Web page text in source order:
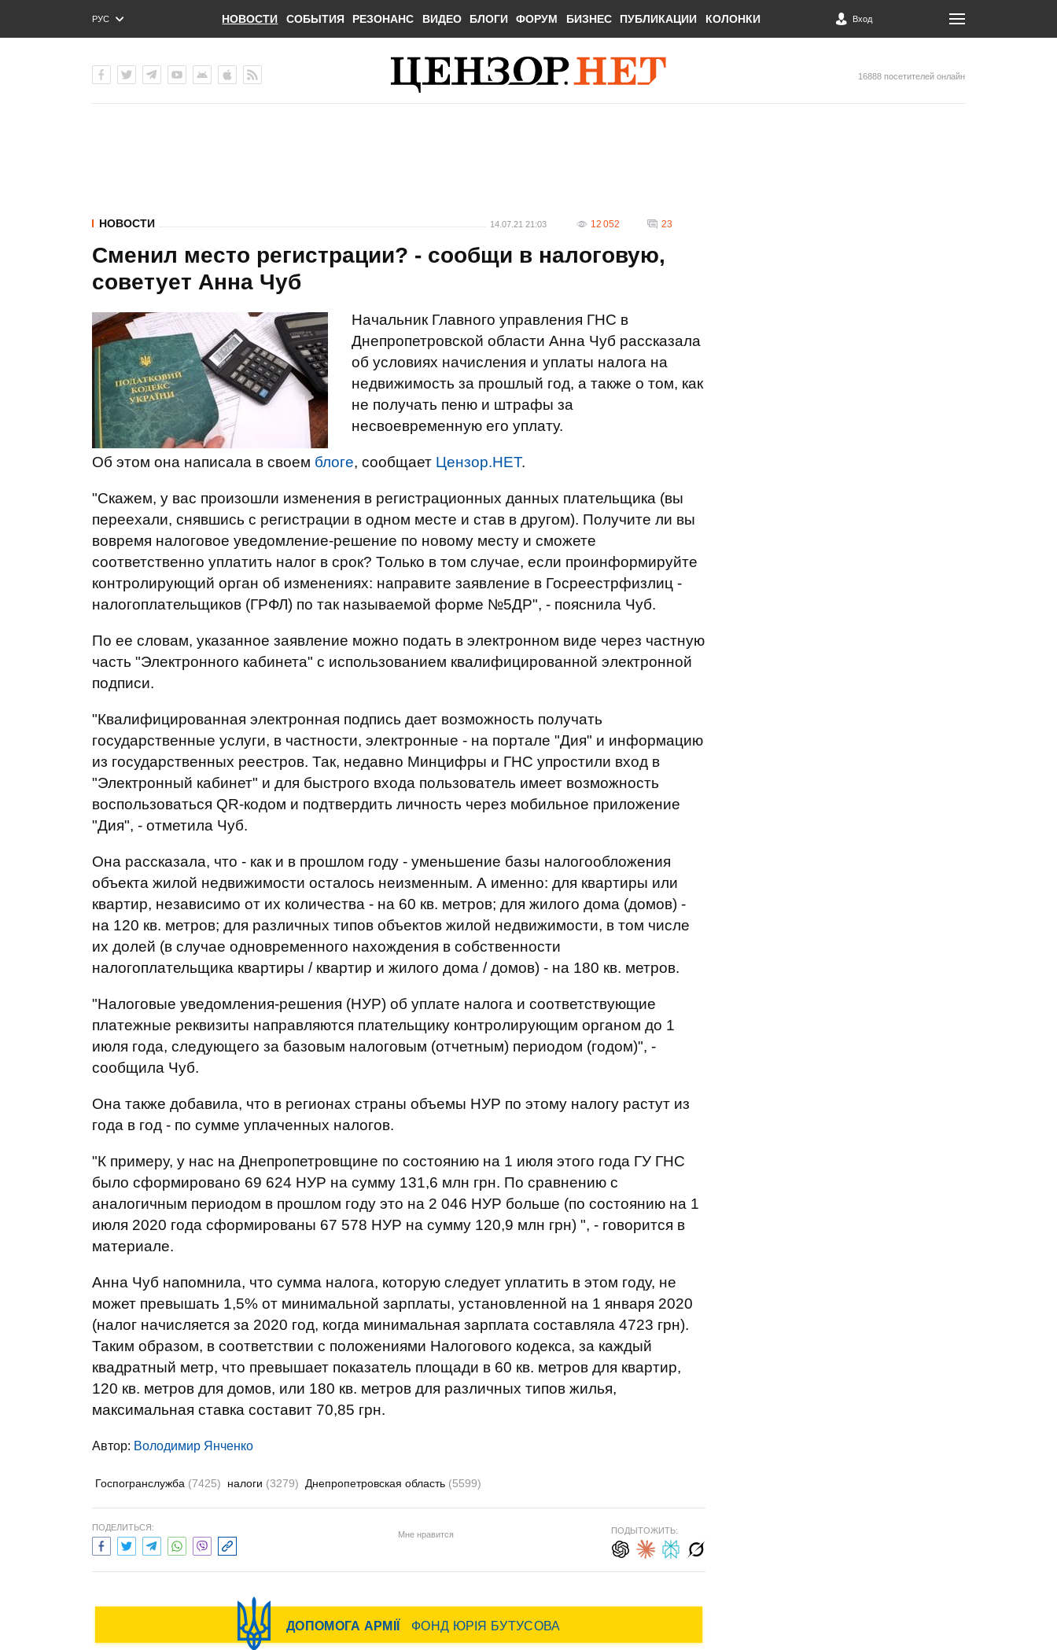
РУС
ENG
НОВОСТИ СОБЫТИЯ РЕЗОНАНС ВИДЕО БЛОГИ ФОРУМ БИЗНЕС ПУБЛИКАЦИИ КОЛОНКИ Вход
16888 посетителей онлайн
НОВОСТИ 14.07.21 21:03 12 052 23
Сменил место регистрации? - сообщи в налоговую,
советует Анна Чуб
Начальник Главного управления ГНС в
Днепропетровской области Анна Чуб рассказала
об условиях начисления и уплаты налога на
недвижимость за прошлый год, а также о том, как
не получать пеню и штрафы за
несвоевременную его уплату.
Об этом она написала в своем блоге, сообщает Цензор.НЕТ.
"Скажем, у вас произошли изменения в регистрационных данных плательщика (вы
переехали, снявшись с регистрации в одном месте и став в другом). Получите ли вы
вовремя налоговое уведомление-решение по новому месту и сможете
соответственно уплатить налог в срок? Только в том случае, если проинформируйте
контролирующий орган об изменениях: направите заявление в Госреестрфизлиц -
налогоплательщиков (ГРФЛ) по так называемой форме №5ДР", - пояснила Чуб.
По ее словам, указанное заявление можно подать в электронном виде через частную
часть "Электронного кабинета" с использованием квалифицированной электронной
подписи.
"Квалифицированная электронная подпись дает возможность получать
государственные услуги, в частности, электронные - на портале "Дия" и информацию
из государственных реестров. Так, недавно Минцифры и ГНС упростили вход в
"Электронный кабинет" и для быстрого входа пользователь имеет возможность
воспользоваться QR-кодом и подтвердить личность через мобильное приложение
"Дия", - отметила Чуб.
Она рассказала, что - как и в прошлом году - уменьшение базы налогообложения
объекта жилой недвижимости осталось неизменным. А именно: для квартиры или
квартир, независимо от их количества - на 60 кв. метров; для жилого дома (домов) -
на 120 кв. метров; для различных типов объектов жилой недвижимости, в том числе
их долей (в случае одновременного нахождения в собственности
налогоплательщика квартиры / квартир и жилого дома / домов) - на 180 кв. метров.
"Налоговые уведомления-решения (НУР) об уплате налога и соответствующие
платежные реквизиты направляются плательщику контролирующим органом до 1
июля года, следующего за базовым налоговым (отчетным) периодом (годом)", -
сообщила Чуб.
Она также добавила, что в регионах страны объемы НУР по этому налогу растут из
года в год - по сумме уплаченных налогов.
"К примеру, у нас на Днепропетровщине по состоянию на 1 июля этого года ГУ ГНС
было сформировано 69 624 НУР на сумму 131,6 млн грн. По сравнению с
аналогичным периодом в прошлом году это на 2 046 НУР больше (по состоянию на 1
июля 2020 года сформированы 67 578 НУР на сумму 120,9 млн грн) ", - говорится в
материале.
Анна Чуб напомнила, что сумма налога, которую следует уплатить в этом году, не
может превышать 1,5% от минимальной зарплаты, установленной на 1 января 2020
(налог начисляется за 2020 год, когда минимальная зарплата составляла 4723 грн).
Таким образом, в соответствии с положениями Налогового кодекса, за каждый
квадратный метр, что превышает показатель площади в 60 кв. метров для квартир,
120 кв. метров для домов, или 180 кв. метров для различных типов жилья,
максимальная ставка составит 70,85 грн.
Автор: Володимир Янченко
Госпогранслужба (7425) налоги (3279) Днепропетровская область (5599)
ПОДЕЛИТЬСЯ:
Мне нравится ПОДЫТОЖИТЬ: